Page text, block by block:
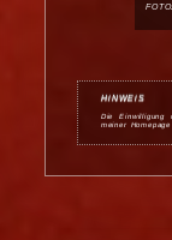
HiNWEiS
Die Einwilligung
meiner